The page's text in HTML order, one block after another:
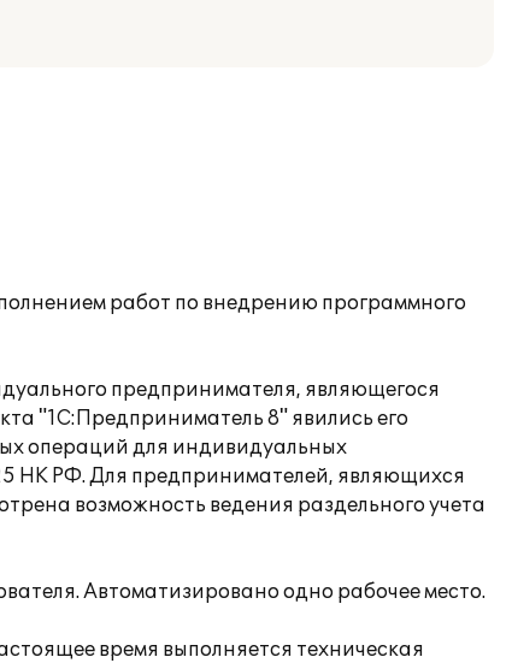
работ по внедрению программного
предпринимателя, являющегося
"1С:Предприниматель 8" явились его
операций для индивидуальных
НК РФ. Для предпринимателей, являющихся
возможность ведения раздельного учета
Автоматизировано одно рабочее место.
время выполняется техническая